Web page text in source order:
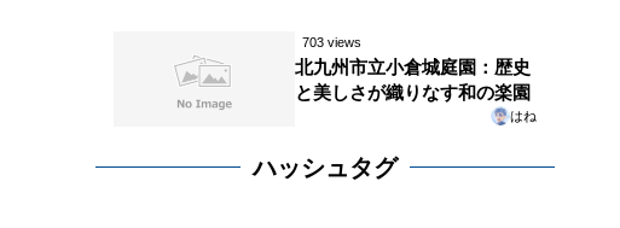
703 views
北九州市立小倉城庭園：歴史
と美しさが織りなす和の楽園
はね
ハッシュタグ